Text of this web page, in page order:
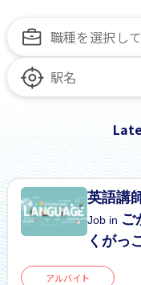
英語講
Job in ご
くがっ
アルバイト